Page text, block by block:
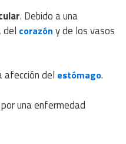
. Debido a una
del corazón y de los vasos
afección del estómago.
una enfermedad